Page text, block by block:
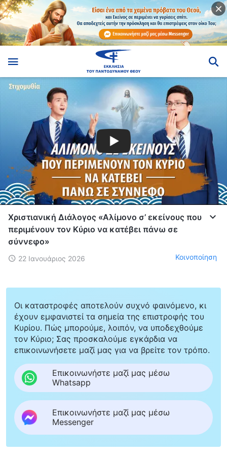
Χριστιανική Διάλογος «Αλίμονο σ’ εκείνους που
περιμένουν τον Κύριο να κατέβει πάνω σε
σύννεφο»
22 Ιανουάριος 2026 Κοινοποίηση
Οι καταστροφές αποτελούν συχνό φαινόμενο, κι
έχουν εμφανιστεί τα σημεία της επιστροφής του
Κυρίου. Πώς μπορούμε, λοιπόν, να υποδεχθούμε
τον Κύριο; Σας προσκαλούμε εγκάρδια να
επικοινωνήσετε μαζί μας για να βρείτε τον τρόπο.
Επικοινωνήστε μαζί μας μέσω
Whatsapp
Επικοινωνήστε μαζί μας μέσω
Messenger